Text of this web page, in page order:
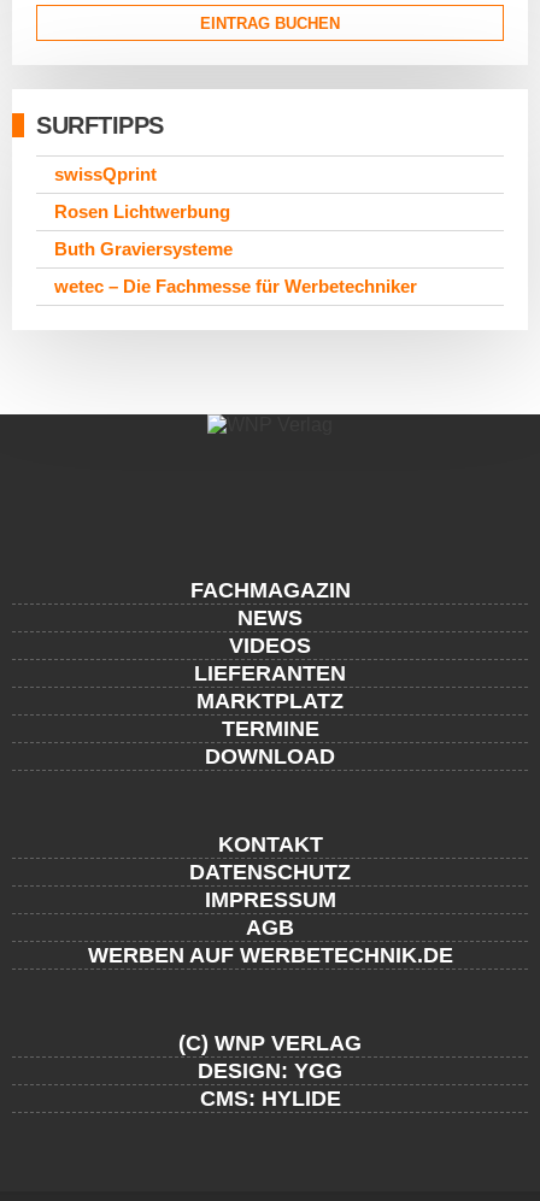
EINTRAG BUCHEN
SURFTIPPS
swissQprint
Rosen Lichtwerbung
Buth Graviersysteme
wetec – Die Fachmesse für Werbetechniker
FACHMAGAZIN
NEWS
VIDEOS
LIEFERANTEN
MARKTPLATZ
TERMINE
DOWNLOAD
KONTAKT
DATENSCHUTZ
IMPRESSUM
AGB
WERBEN AUF WERBETECHNIK.DE
(C) WNP VERLAG
DESIGN: YGG
CMS: HYLIDE